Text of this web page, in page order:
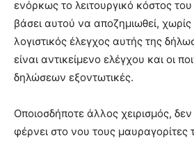
ενόρκως το λειτουργικό κόστος
βάσει αυτού να αποζημιωθεί,
λογιστικός έλεγχος αυτής της
είναι αντικείμενο ελέγχου και οι
δηλώσεων εξοντωτικές.
Οποιοσδήποτε άλλος χειρισμός,
φέρνει στο νου τους μαυραγορίτες